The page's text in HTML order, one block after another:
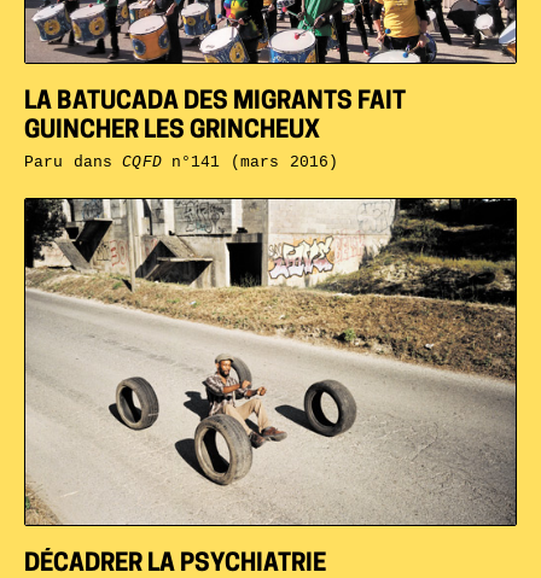
DÉCADRER LA PSYCHIATRIE
LA BATUCADA DES MIGRANTS FAIT
GUINCHER LES GRINCHEUX
Paru dansCQFDn°141 (mars 2016)